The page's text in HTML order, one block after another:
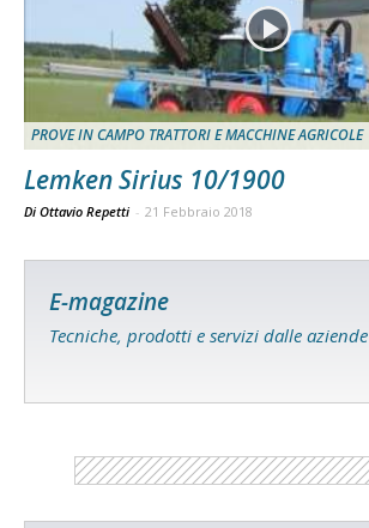
PROVE IN CAMPO TRATTORI E MACCHINE AGRICOLE
Lemken Sirius 10/1900
Di Ottavio Repetti - 21 Febbraio 2018
E-magazine
Tecniche, prodotti e servizi dalle aziende